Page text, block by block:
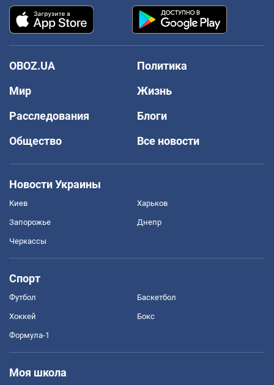
OBOZ.UA
Политика
Мир
Жизнь
Расследования
Блоги
Общество
Все новости
Новости Украины
Киев Харьков
Запорожье Днепр
Черкассы
Спорт
Футбол Баскетбол
Хоккей Бокс
Формула-1
Моя школа